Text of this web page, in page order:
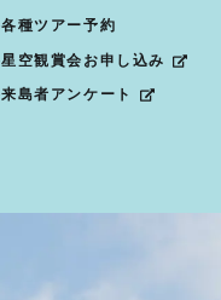
各種ツアー予約
星空観賞会お申し込み
来島者アンケート